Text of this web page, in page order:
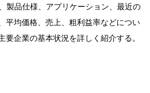
製品仕様、アプリケーション、最近の
平均価格、売上、粗利益率などについ
要企業の基本状況を詳しく紹介する。